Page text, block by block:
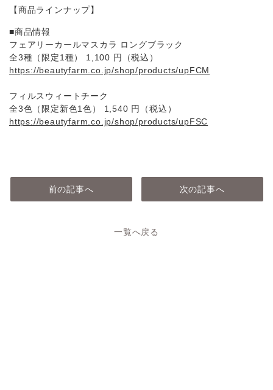
【商品ラインナップ】
■商品情報
フェアリーカールマスカラ ロングブラック
全3種（限定1種） 1,100 円（税込）
https://beautyfarm.co.jp/shop/products/upFCM
フィルスウィートチーク
全3⾊（限定新⾊1⾊） 1,540 円（税込）
https://beautyfarm.co.jp/shop/products/upFSC
前の記事へ
一覧へ戻る
次の記事へ